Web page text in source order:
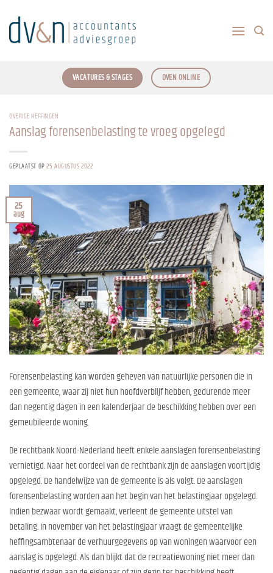
naar
inhoud
VACATURES & STAGES DVEN ONLINE
OVERIGE HEFFINGEN
Aanslag forensenbelasting te vroeg opgelegd
GEPLAATST OP25 AUGUSTUS 2022
25
aug
Forensenbelasting kan worden geheven van natuurlijke personen die in
een gemeente, waar zij niet hun hoofdverblijf hebben, gedurende meer
dan negentig dagen in een kalenderjaar de beschikking hebben over een
gemeubileerde woning.
De rechtbank Noord-Nederland heeft enkele aanslagen forensenbelasting
vernietigd. Naar het oordeel van de rechtbank zijn de aanslagen voortijdig
opgelegd. De handelwijze van de gemeente is als volgt. De aanslagen
forensenbelasting worden aan het begin van het belastingjaar opgelegd.
Indien bezwaar wordt gemaakt, verleent de gemeente uitstel van
betaling.In november van het belastingjaar vraagt de gemeentelijke
heffingsambtenaar de verhuurgegevens op van woningen waarvoor een
aanslag is opgelegd. Als dan blijkt dat de recreatiewoning niet meer dan